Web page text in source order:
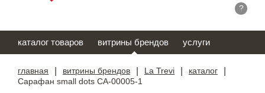
?
каталог товаров витрины брендов услуги
главная витрины брендов La Trevi каталог
Сарафан small dots СА-00005-1